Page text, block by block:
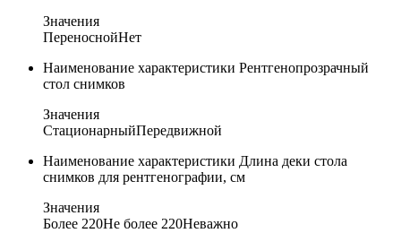
Значения
ПереноснойНет
Наименование характеристики Рентгенопрозрачный
стол снимков
Значения
СтационарныйПередвижной
Наименование характеристики Длина деки стола
снимков для рентгенографии, см
Значения
Более 220Не более 220Неважно